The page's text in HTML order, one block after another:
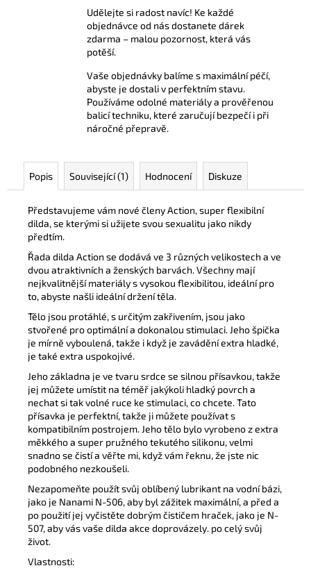
Udělejte si radost navíc! Ke každé
objednávce od nás dostanete dárek
zdarma – malou pozornost, která vás
potěší.
Vaše objednávky balíme s maximální péčí,
abyste je dostali v perfektním stavu.
Používáme odolné materiály a prověřenou
balicí techniku, které zaručují bezpečí i při
náročné přepravě.
Popis Související (1) Hodnocení Diskuze
Představujeme vám nové členy Action, super flexibilní
dilda, se kterými si užijete svou sexualitu jako nikdy
předtím.
Řada dilda Action se dodává ve 3 různých velikostech a ve
dvou atraktivních a ženských barvách.Všechny mají
nejkvalitnější materiály s vysokou flexibilitou, ideální pro
to, abyste našli ideální držení těla.
Tělo jsou protáhlé, s určitým zakřivením, jsou jako
stvořené pro optimální a dokonalou stimulaci. Jeho špička
je mírně vyboulená, takže i když je zavádění extra hladké,
je také extra uspokojivé.
Jeho základna je ve tvaru srdce se silnou přísavkou, takže
jej můžete umístit na téměř jakýkoli hladký povrch a
nechat si tak volné ruce ke stimulaci, co chcete.Tato
přísavka je perfektní, takže ji můžete používat s
kompatibilním postrojem. Jeho tělo bylo vyrobeno z extra
měkkého a super pružného tekutého silikonu, velmi
snadno se čistí a věřte mi, když vám řeknu, že jste nic
podobného nezkoušeli.
Nezapomeňte použít svůj oblíbený lubrikant na vodní bázi,
jako je Nanami N-506, aby byl zážitek maximální, a před a
po použití jej vyčistěte dobrým čističem hraček, jako je N-
507, aby vás vaše dilda akce doprovázely. po celý svůj
život.
Vlastnosti: